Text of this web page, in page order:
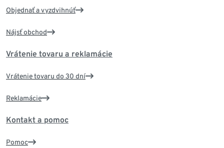
Objednať a vyzdvihnúť
Nájsť obchod
Vrátenie tovaru a reklamácie
Vrátenie tovaru do 30 dní
Reklamácie
Kontakt a pomoc
Pomoc